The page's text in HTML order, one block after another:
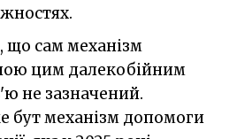
що сам механізм
цим далекобійним
не зазначений.
бут механізм допомоги